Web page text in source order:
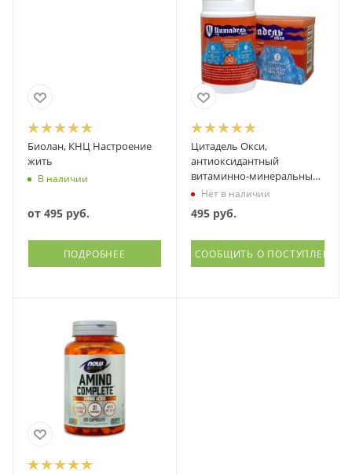
Биолан, КНЦ Настроение
жить
В наличии
от 495 руб.
ПОДРОБНЕЕ
Цитадель Окси,
антиоксидантный
витаминно-минеральный
комплекс, БФК, 30 капсул
Нет в наличии
495руб.
СООБЩИТЬ О ПОСТУПЛЕНИИ